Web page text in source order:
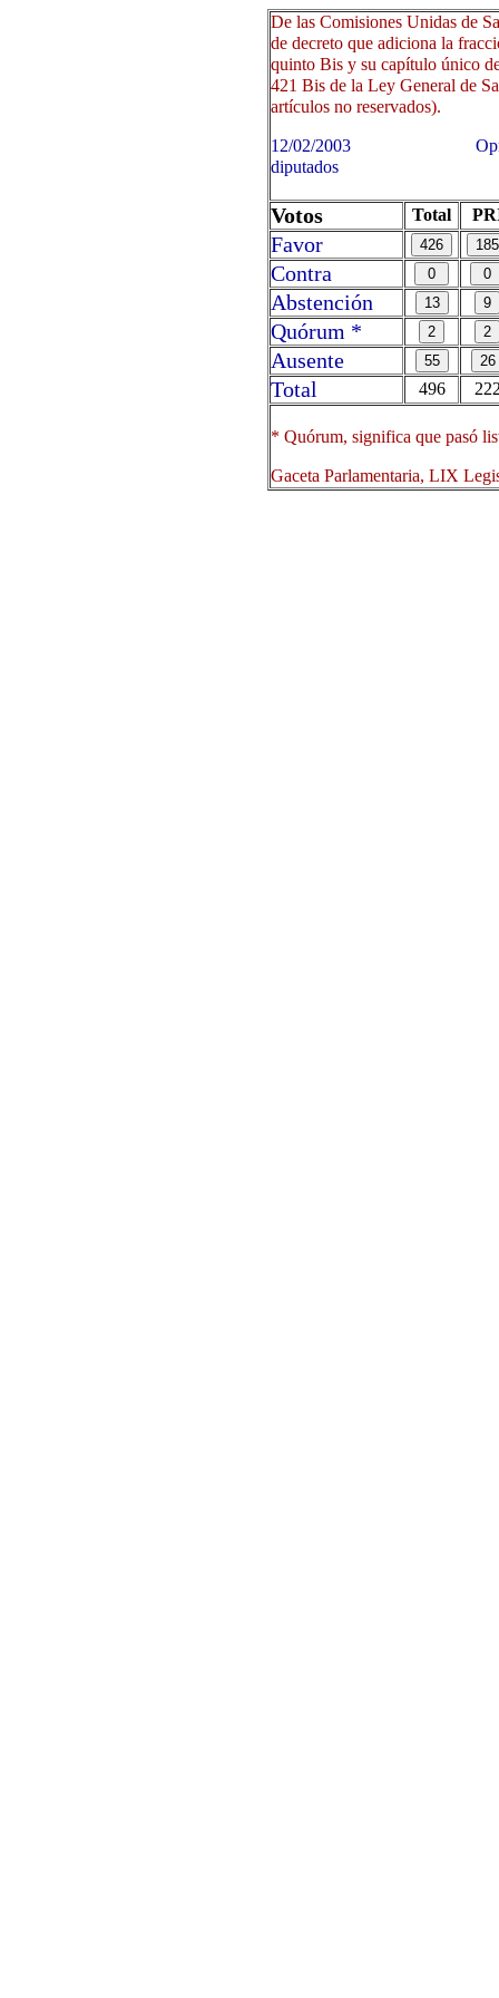
De las Comisiones Unidas de
de decreto que adiciona la
quinto Bis y su capítulo único
421 Bis de la Ley General de
artículos no reservados).
12/02/2003 Oprima
diputados
Votos Total
Favor
Contra
Abstención
Quórum *
Ausente
Total
496
* Quórum, significa que pasó
Gaceta Parlamentaria, LIX